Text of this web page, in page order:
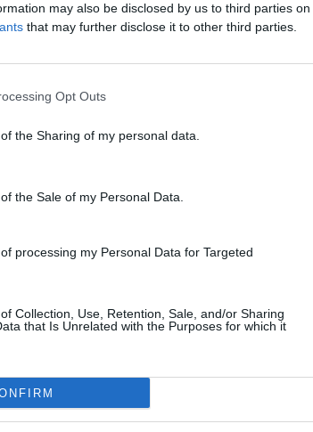
may also be disclosed by us to third parties on
that may further disclose it to other third parties.
Opt Outs
the Sharing of my personal data.
the Sale of my Personal Data.
processing my Personal Data for Targeted
Collection, Use, Retention, Sale, and/or Sharing
that Is Unrelated with the Purposes for which it
Τα παιδιά
αναπτύσσουν
μας, θέτουμε τα
μαθαίνοντας τις
μεταλλόφωνο.Τα
κίνηση του